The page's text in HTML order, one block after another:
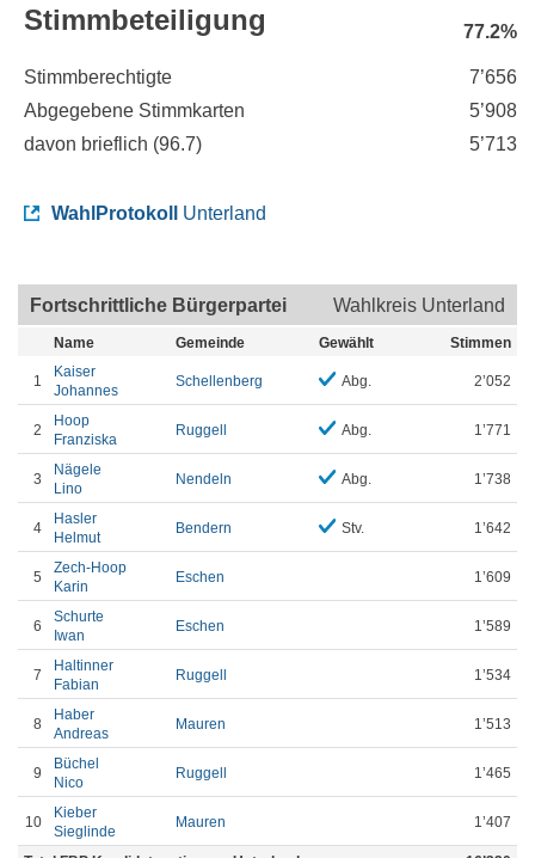
Stimmbeteiligung 77.2%
Stimmberechtigte
7’656
Abgegebene Stimmkarten
5’908
davon brieflich (96.7) 5’713
WahlProtokoll Unterland
Fortschrittliche Bürgerpartei Wahlkreis Unterland
Name Gemeinde Gewählt Stimmen
1
Kaiser
Johannes
Schellenberg Abg. 2’052
2
Hoop
Franziska
Ruggell Abg. 1’771
3
Nägele
Lino
Nendeln Abg. 1’738
4
Hasler
Helmut
Bendern Stv. 1’642
5
Zech-Hoop
Karin
Eschen 1’609
6
Schurte
Iwan
Eschen 1’589
7
Haltinner
Fabian
Ruggell 1’534
8
Haber
Andreas
Mauren 1’513
9
Büchel
Nico
Ruggell 1’465
10
Kieber
Sieglinde
Mauren 1’407